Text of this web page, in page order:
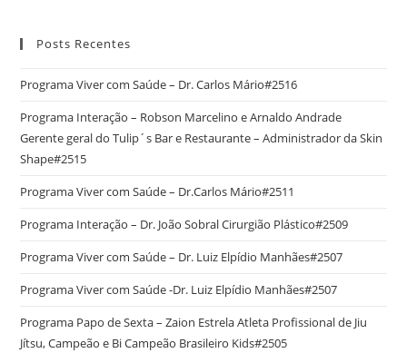
Posts Recentes
Programa Viver com Saúde – Dr. Carlos Mário#2516
Programa Interação – Robson Marcelino e Arnaldo Andrade
Gerente geral do Tulip´s Bar e Restaurante – Administrador da Skin
Shape#2515
Programa Viver com Saúde – Dr.Carlos Mário#2511
Programa Interação – Dr. João Sobral Cirurgião Plástico#2509
Programa Viver com Saúde – Dr. Luiz Elpídio Manhães#2507
Programa Viver com Saúde -Dr. Luiz Elpídio Manhães#2507
Programa Papo de Sexta – Zaion Estrela Atleta Profissional de Jiu
Jítsu, Campeão e Bi Campeão Brasileiro Kids#2505